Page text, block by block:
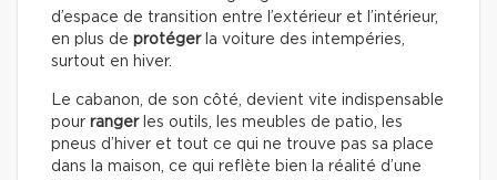
d’espace de transition entre l’extérieur et l’intérieur,
en plus de protégerla voiture des intempéries,
surtout en hiver.
Le cabanon, de son côté, devient vite indispensable
pour rangerles outils, les meubles de patio, les
pneus d’hiver et tout ce qui ne trouve pas sa place
dans la maison, ce qui reflète bien la réalité d’une